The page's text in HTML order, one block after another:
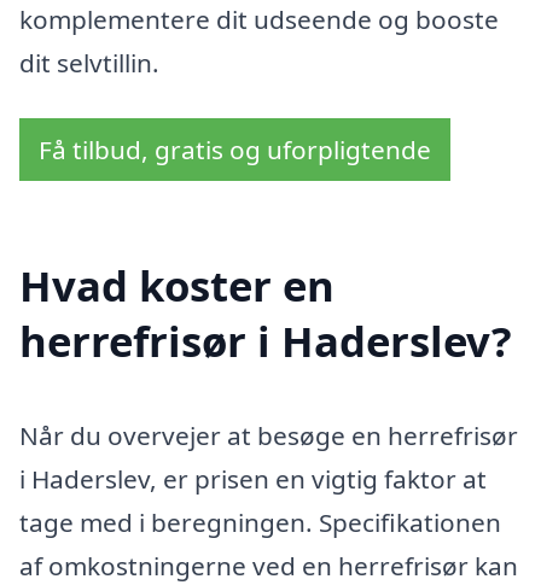
komplementere dit udseende og booste
dit selvtillin.
Få tilbud, gratis og uforpligtende
Hvad koster en
herrefrisør i Haderslev?
Når du overvejer at besøge en herrefrisør
i Haderslev, er prisen en vigtig faktor at
tage med i beregningen. Specifikationen
af omkostningerne ved en herrefrisør kan